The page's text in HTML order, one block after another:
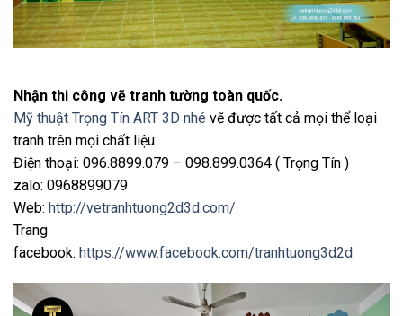
Nhận thi công vẽ tranh tường toàn quốc.
Mỹ thuật Trọng Tín ART 3D nhé vẽ được tất cả mọi thể loại
tranh trên mọi chất liệu.
Điện thoại: 096.8899.079 – 098.899.0364 ( Trọng Tín )
zalo: 0968899079
Web: http://vetranhtuong2d3d.com/
Trang
facebook: https://www.facebook.com/tranhtuong3d2d